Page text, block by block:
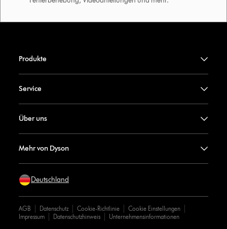
Produkte
Service
Über uns
Mehr von Dyson
Deutschland
AGB Datenschutz Cookie-Richtlinie
Cookie Einstellungen
Impressum
Datenschutzhinweis Unternehmensinformationen